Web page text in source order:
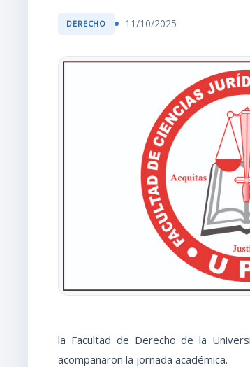
DERECHO 11/10/2025
la Facultad de Derecho de la
acompañaron la jornada académica.